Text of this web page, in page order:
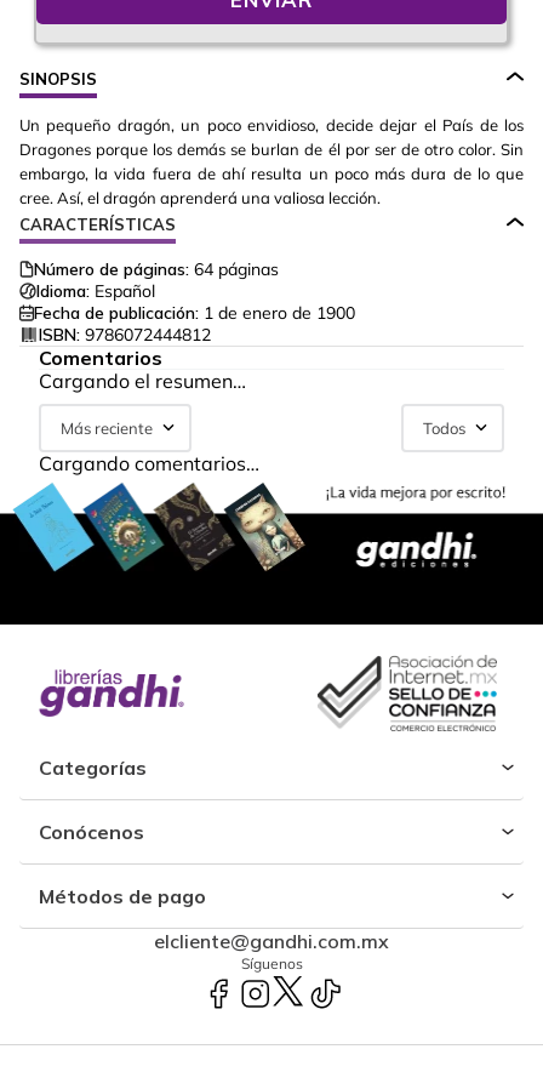
SINOPSIS
Un pequeño dragón, un poco envidioso, decide dejar el País de los
Dragones porque los demás se burlan de él por ser de otro color. Sin
embargo, la vida fuera de ahí resulta un poco más dura de lo que
cree. Así, el dragón aprenderá una valiosa lección.
CARACTERÍSTICAS
Número de páginas: 64 páginas
Idioma: Español
Fecha de publicación: 1 de enero de 1900
ISBN: 9786072444812
Comentarios
Cargando el resumen…
Más reciente Todos
Cargando comentarios…
Categorías
Conócenos
Métodos de pago
elcliente@gandhi.com.mx
Síguenos